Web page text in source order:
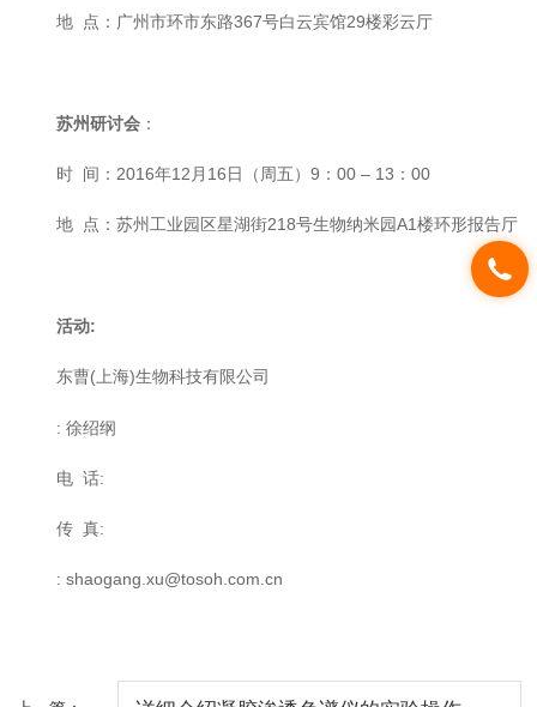
地 点：广州市环市东路367号白云宾馆29楼彩云厅
苏州研讨会：
时 间：2016年12月16日（周五）9：00 – 13：00
地 点：苏州工业园区星湖街218号生物纳米园A1楼环形报告厅
活动:
东曹(上海)生物科技有限公司
: 徐绍纲
电 话:
传 真:
: shaogang.xu@tosoh.com.cn